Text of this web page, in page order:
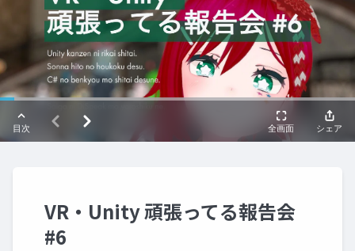
VR・Unity 頑張ってる報告会
#6